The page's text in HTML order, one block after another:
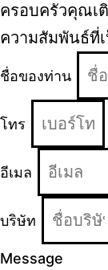
ครอบครัวคุณเ
ความสัมพันธ์ที่
ชื่อของท่าน
โทร
อีเมล
บริษัท
Message